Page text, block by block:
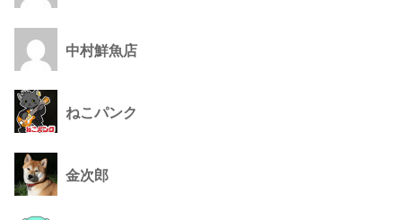
中村鮮魚店
ねこパンク
金次郎